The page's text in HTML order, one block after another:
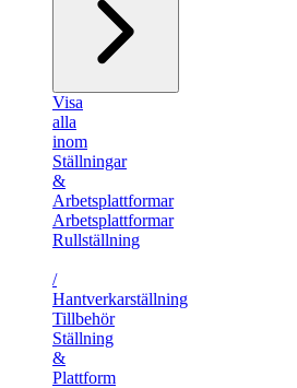
Visa
alla
inom
Ställningar
&
Arbetsplattformar
Arbetsplattformar
Rullställning
/​
Hantverkarställning
Tillbehör
Ställning
&
Plattform